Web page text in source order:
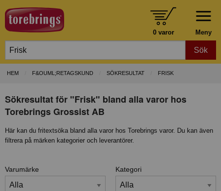
Meny
0 varor
Sök
HEM F&OUML;RETAGSKUND SÖKRESULTAT FRISK
Sökresultat för "Frisk" bland alla varor hos
Torebrings Grossist AB
Här kan du fritextsöka bland alla varor hos Torebrings varor. Du kan även
filtrera på märken kategorier och leverantörer.
Varumärke Kategori